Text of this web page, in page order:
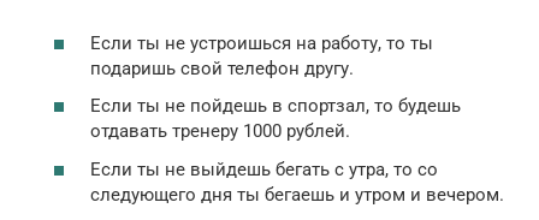
Если ты не устроишься на работу, то ты
подаришь свой телефон другу.
Если ты не пойдешь в спортзал, то будешь
отдавать тренеру 1000 рублей.
Если ты не выйдешь бегать с утра, то со
следующего дня ты бегаешь и утром и вечером.